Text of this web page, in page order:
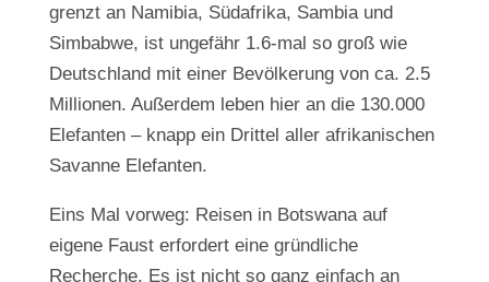
grenzt an Namibia, Südafrika, Sambia und
Simbabwe, ist ungefähr 1.6-mal so groß wie
Deutschland mit einer Bevölkerung von ca. 2.5
Millionen. Außerdem leben hier an die 130.000
Elefanten – knapp ein Drittel aller afrikanischen
Savanne Elefanten.
Eins Mal vorweg: Reisen in Botswana auf
eigene Faust erfordert eine gründliche
Recherche. Es ist nicht so ganz einfach an